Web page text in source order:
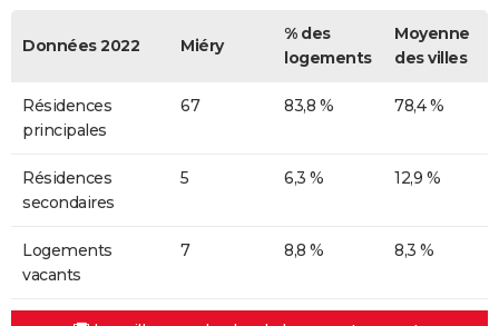
Données 2022 Miéry
% des
logements
Moyenne
des villes
Résidences
principales
67 83,8 % 78,4 %
Résidences
secondaires
5 6,3 % 12,9 %
Logements
vacants
7 8,8 % 8,3 %